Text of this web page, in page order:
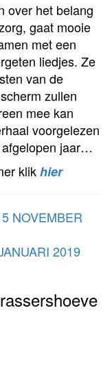
over het belang
gaat mooie
met een
liedjes. Ze
van de
zullen
mee kan
voorgelezen
jaar…
klikhier
NOVEMBER
2019